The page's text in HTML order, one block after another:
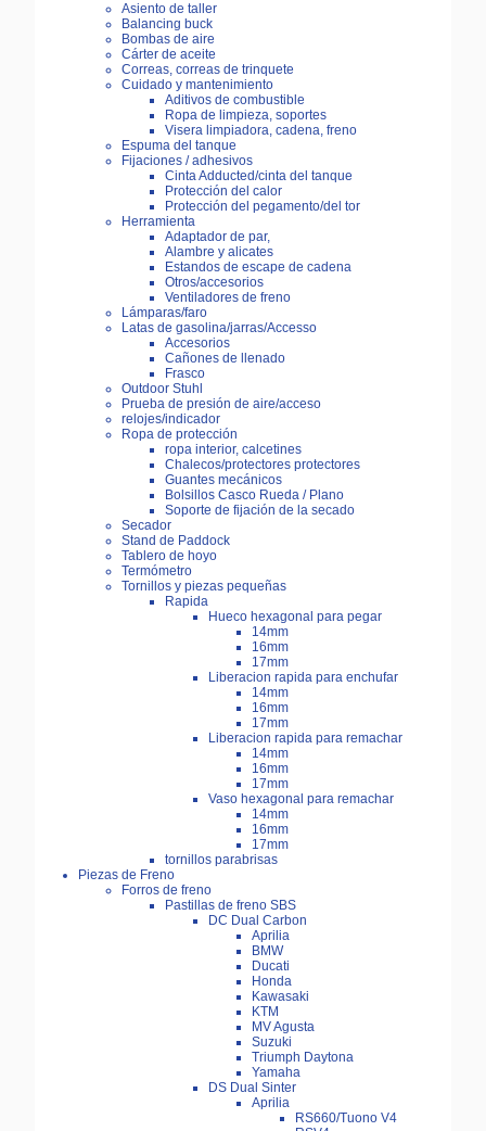
Asiento de taller
Balancing buck
Bombas de aire
Cárter de aceite
Correas, correas de trinquete
Cuidado y mantenimiento
Aditivos de combustible
Ropa de limpieza, soportes
Visera limpiadora, cadena, freno
Espuma del tanque
Fijaciones / adhesivos
Cinta Adducted/cinta del tanque
Protección del calor
Protección del pegamento/del tor
Herramienta
Adaptador de par,
Alambre y alicates
Estandos de escape de cadena
Otros/accesorios
Ventiladores de freno
Lámparas/faro
Latas de gasolina/jarras/Accesso
Accesorios
Cañones de llenado
Frasco
Outdoor Stuhl
Prueba de presión de aire/acceso
relojes/indicador
Ropa de protección
ropa interior, calcetines
Chalecos/protectores protectores
Guantes mecánicos
Bolsillos Casco Rueda / Plano
Soporte de fijación de la secado
Secador
Stand de Paddock
Tablero de hoyo
Termómetro
Tornillos y piezas pequeñas
Rapida
Hueco hexagonal para pegar
14mm
16mm
17mm
Liberacion rapida para enchufar
14mm
16mm
17mm
Liberacion rapida para remachar
14mm
16mm
17mm
Vaso hexagonal para remachar
14mm
16mm
17mm
tornillos parabrisas
Piezas de Freno
Forros de freno
Pastillas de freno SBS
DC Dual Carbon
Aprilia
BMW
Ducati
Honda
Kawasaki
KTM
MV Agusta
Suzuki
Triumph Daytona
Yamaha
DS Dual Sinter
Aprilia
RS660/Tuono V4